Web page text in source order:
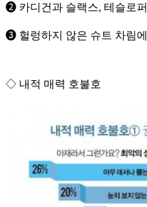
➋ 카디건과 슬랙스, 테슬로
➌ 헐렁하지 않은 슈트 차림
◇ 내적 매력 호불호